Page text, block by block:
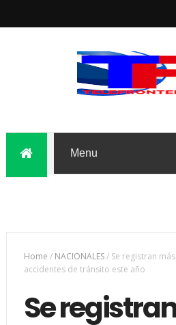
Home / NACIONALES/ Se registran
accidentes de tránsito este año
Se